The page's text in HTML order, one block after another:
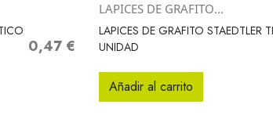
Precio
0,47 €
Vista rápida
LAPICES DE GRAFITO...
LAPICES DE GRAFITO STAEDTLER
UNIDAD
Añadir al carrito